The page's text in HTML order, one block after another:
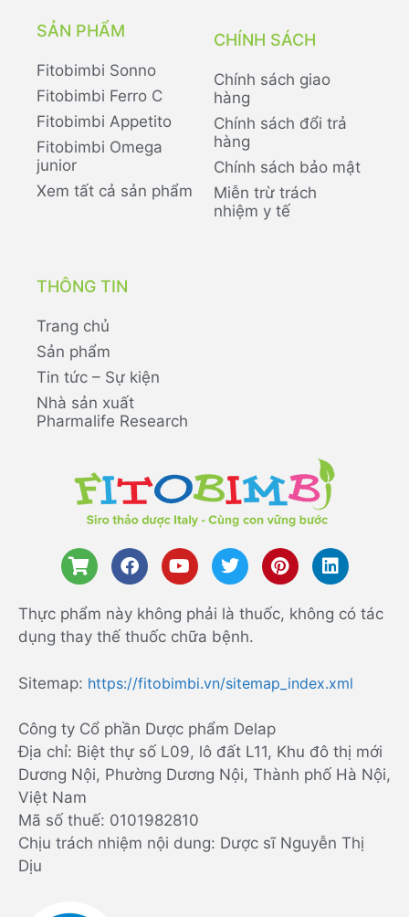
SẢN PHẨM
Fitobimbi Sonno
Fitobimbi Ferro C
Fitobimbi Appetito
Fitobimbi Omega
junior
Xem tất cả sản phẩm
CHÍNH SÁCH
Chính sách giao
hàng
Chính sách đổi trả
hàng
Chính sách bảo mật
Miễn trừ trách
nhiệm y tế
THÔNG TIN
Trang chủ
Sản phẩm
Tin tức – Sự kiện
Nhà sản xuất
Pharmalife Research
Thực phẩm này không phải là thuốc, không có tác
dụng thay thế thuốc chữa bệnh.
Sitemap: https://fitobimbi.vn/sitemap_index.xml
Công ty Cổ phần Dược phẩm Delap
Địa chỉ: Biệt thự số L09, lô đất L11, Khu đô thị mới
Dương Nội, Phường Dương Nội, Thành phố Hà Nội,
Việt Nam
Mã số thuế: 0101982810
Chịu trách nhiệm nội dung: Dược sĩ Nguyễn Thị
Dịu